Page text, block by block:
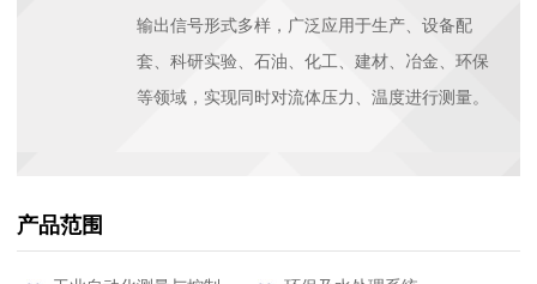
输出信号形式多样，广泛应用于生产、设备配
套、科研实验、石油、化工、建材、冶金、环保
等领域，实现同时对流体压力、温度进行测量。
产品范围